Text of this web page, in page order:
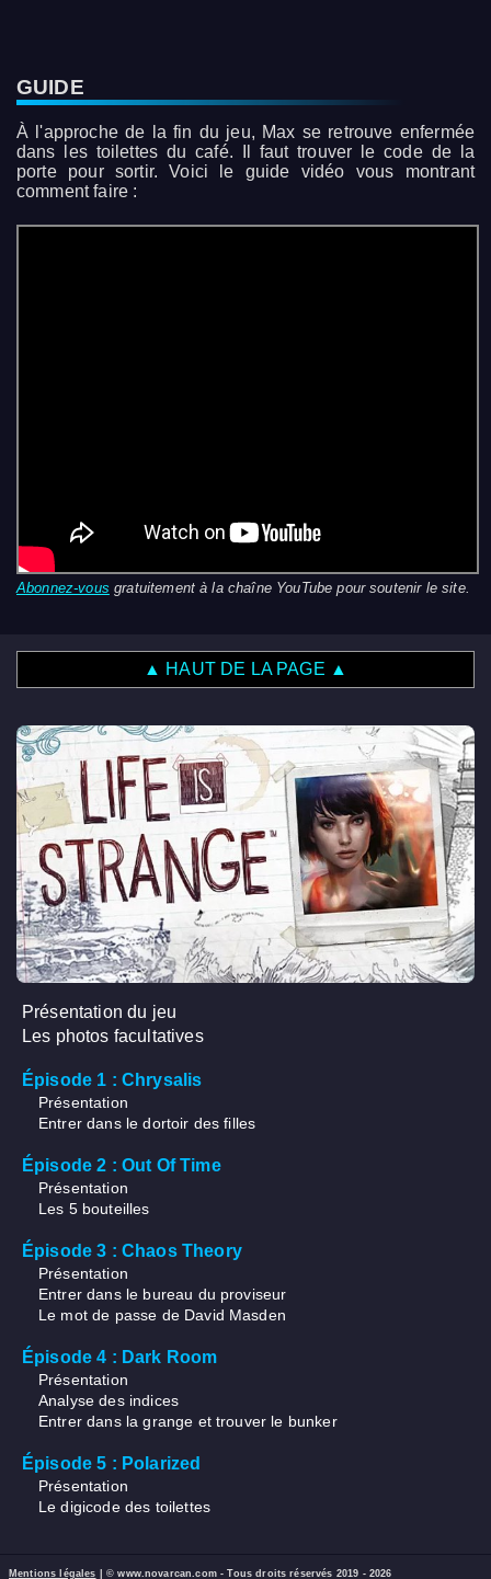
GUIDE
À l'approche de la fin du jeu, Max se retrouve enfermée
dans les toilettes du café. Il faut trouver le code de la
porte pour sortir. Voici le guide vidéo vous montrant
comment faire :
Abonnez-vous gratuitement à la chaîne YouTube pour soutenir le site.
▲ HAUT DE LA PAGE ▲
Présentation du jeu
Les photos facultatives
Épisode 1 : Chrysalis
Présentation
Entrer dans le dortoir des filles
Épisode 2 : Out Of Time
Présentation
Les 5 bouteilles
Épisode 3 : Chaos Theory
Présentation
Entrer dans le bureau du proviseur
Le mot de passe de David Masden
Épisode 4 : Dark Room
Présentation
Analyse des indices
Entrer dans la grange et trouver le bunker
Épisode 5 : Polarized
Présentation
Le digicode des toilettes
Mentions légales | © www.novarcan.com - Tous droits réservés 2019 - 2026